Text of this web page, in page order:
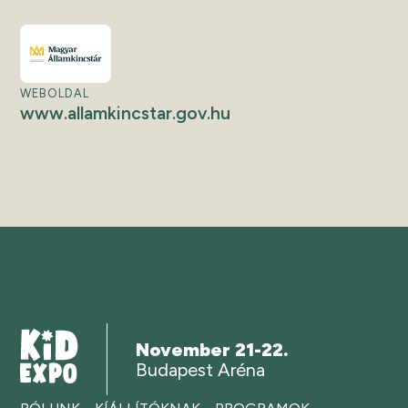
WEBOLDAL
www.allamkincstar.gov.hu
November 21-22.
Budapest Aréna